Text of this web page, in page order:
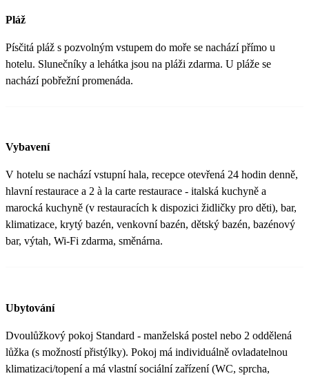
Pláž
Písčitá pláž s pozvolným vstupem do moře se nachází přímo u
hotelu. Slunečníky a lehátka jsou na pláži zdarma. U pláže se
nachází pobřežní promenáda.
Vybavení
V hotelu se nachází vstupní hala, recepce otevřená 24 hodin denně,
hlavní restaurace a 2 à la carte restaurace - italská kuchyně a
marocká kuchyně (v restauracích k dispozici židličky pro děti), bar,
klimatizace, krytý bazén, venkovní bazén, dětský bazén, bazénový
bar, výtah, Wi-Fi zdarma, směnárna.
Ubytování
Dvoulůžkový pokoj Standard - manželská postel nebo 2 oddělená
lůžka (s možností přistýlky). Pokoj má individuálně ovladatelnou
klimatizaci/topení a má vlastní sociální zařízení (WC, sprcha,